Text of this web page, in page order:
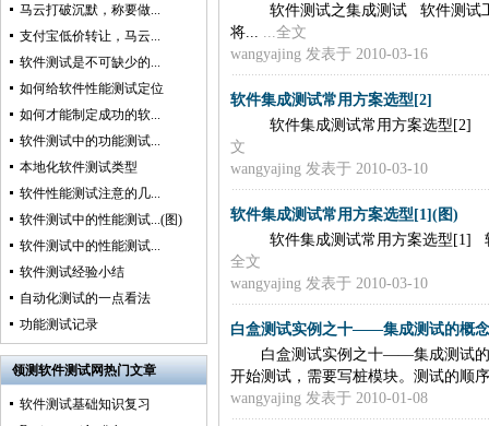
马云打破沉默，称要做...
支付宝低价转让，马云...
软件测试是不可缺少的...
如何给软件性能测试定位
如何才能制定成功的软...
软件测试中的功能测试...
本地化软件测试类型
软件性能测试注意的几...
软件测试中的性能测试...(图)
软件测试中的性能测试...
软件测试经验小结
自动化测试的一点看法
功能测试记录
领测软件测试网热门文章
软件测试基础知识复习
软件测试之集成测试 软件测
将...
...全文
wangyajing 发表于 2010-03-16
软件集成测试常用方案选型[2]
软件集成测试常用方案选型
文
wangyajing 发表于 2010-03-10
软件集成测试常用方案选型[1](图)
软件集成测试常用方案选型
全文
wangyajing 发表于 2010-03-10
白盒测试实例之十——集成测试的概
白盒测试实例之十——集成测试
开始测试，需要写桩模块。测试的顺
wangyajing 发表于 2010-01-08